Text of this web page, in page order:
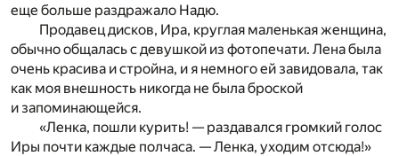
еще больше раздражало Надю.
Продавец дисков, Ира, круглая маленькая женщина,
обычно общалась с девушкой из фотопечати. Лена была
очень красива и стройна, и я немного ей завидовала, так
как моя внешность никогда не была броской
и запоминающейся.
«Ленка, пошли курить! — раздавался громкий голос
Иры почти каждые полчаса. — Ленка, уходим отсюда!»